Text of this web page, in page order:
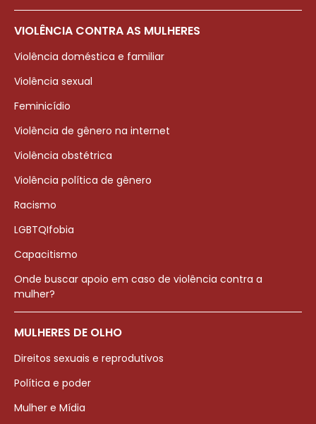
VIOLÊNCIA CONTRA AS MULHERES
Violência doméstica e familiar
Violência sexual
Feminicídio
Violência de gênero na internet
Violência obstétrica
Violência política de gênero
Racismo
LGBTQIfobia
Capacitismo
Onde buscar apoio em caso de violência contra a
mulher?
MULHERES DE OLHO
Direitos sexuais e reprodutivos
Política e poder
Mulher e Mídia